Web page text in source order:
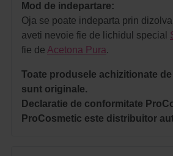
Mod de indepartare:
Oja se poate indeparta prin
aveti nevoie fie de lichidul special
fie de Acetona Pura.
Toate produsele achizitionate
sunt originale.
Declaratie de conformitate
ProCosmetic este distribuitor